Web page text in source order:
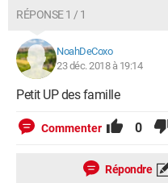
RÉPONSE 1 / 1
NoahDeCoxo
23 déc. 2018 à 19:14
Petit UP des famille
Commenter 0
Répondre